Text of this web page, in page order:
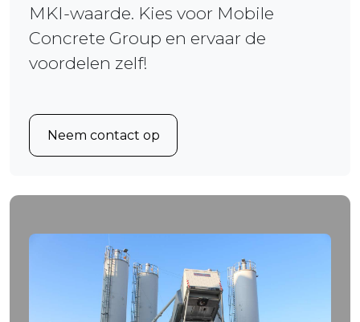
MKI-waarde. Kies voor Mobile
Concrete Group en ervaar de
voordelen zelf!
Neem contact op